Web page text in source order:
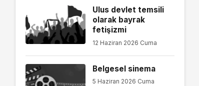
Ulus devlet temsili
olarak bayrak
fetişizmi
12 Haziran 2026 Cuma
Belgesel sinema
5 Haziran 2026 Cuma